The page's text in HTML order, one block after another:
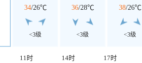
34/26℃
<3级
36/28℃
<3级
38/26℃
<3级
11时 14时 17时